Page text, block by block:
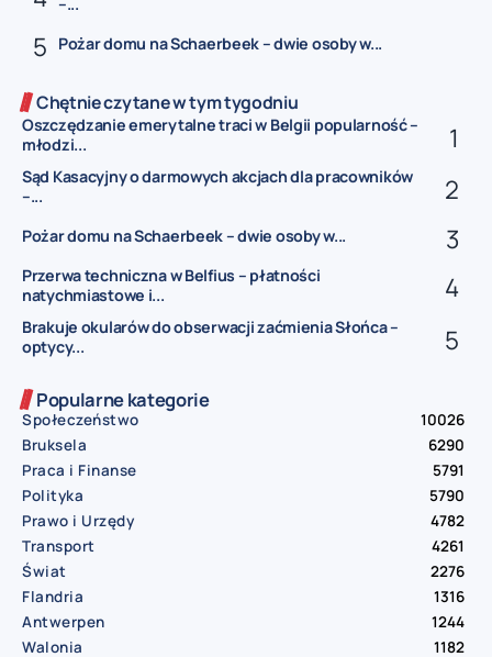
–...
Pożar domu na Schaerbeek – dwie osoby w...
Chętnie czytane w tym tygodniu
Oszczędzanie emerytalne traci w Belgii popularność –
młodzi...
Sąd Kasacyjny o darmowych akcjach dla pracowników
–...
Pożar domu na Schaerbeek – dwie osoby w...
Przerwa techniczna w Belfius – płatności
natychmiastowe i...
Brakuje okularów do obserwacji zaćmienia Słońca –
optycy...
Popularne kategorie
Społeczeństwo
10026
Bruksela
6290
Praca i Finanse
5791
Polityka
5790
Prawo i Urzędy
4782
Transport
4261
Świat
2276
Flandria
1316
Antwerpen
1244
Walonia
1182